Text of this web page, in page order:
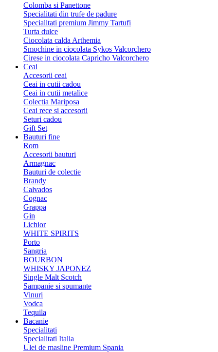
Colomba si Panettone
Specialitati din trufe de padure
Specialitati premium Jimmy Tartufi
Turta dulce
Ciocolata calda Arthemia
Smochine in ciocolata Sykos Valcorchero
Cirese in ciocolata Capricho Valcorchero
Ceai
Accesorii ceai
Ceai in cutii cadou
Ceai in cutii metalice
Colectia Mariposa
Ceai rece si accesorii
Seturi cadou
Gift Set
Bauturi fine
Rom
Accesorii bauturi
Armagnac
Bauturi de colectie
Brandy
Calvados
Cognac
Grappa
Gin
Lichior
WHITE SPIRITS
Porto
Sangria
BOURBON
WHISKY JAPONEZ
Single Malt Scotch
Sampanie si spumante
Vinuri
Vodca
Tequila
Bacanie
Specialitati
Specialitati Italia
Ulei de masline Premium Spania